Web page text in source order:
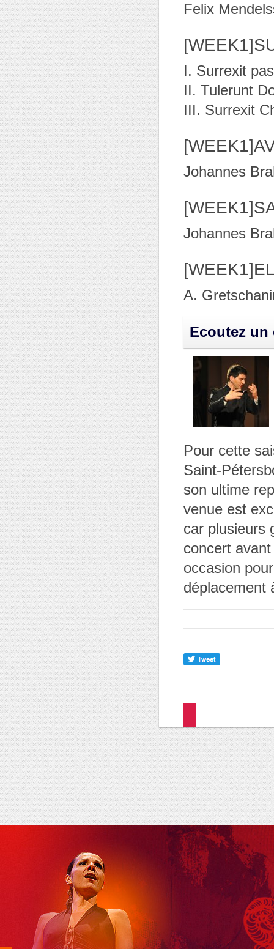
Felix
I. Surrexit
II. Tulerunt
III. Surrexit
Johannes
Johannes
A.
Ecoutez un
Pour cette
Saint-
son ultime
venue est
car plusieurs
concert
occasion
déplacement